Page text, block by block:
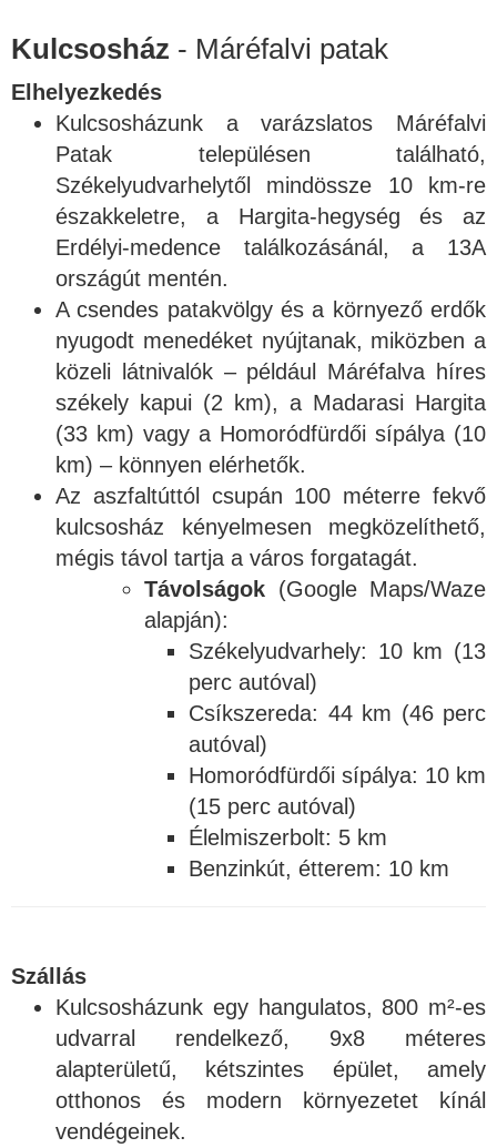
Kulcsosház - Máréfalvi patak
Elhelyezkedés
Kulcsosházunk a varázslatos Máréfalvi
Patak településen található,
Székelyudvarhelytől mindössze 10 km-re
északkeletre, a Hargita-hegység és az
Erdélyi-medence találkozásánál, a 13A
országút mentén.
A csendes patakvölgy és a környező erdők
nyugodt menedéket nyújtanak, miközben a
közeli látnivalók – például Máréfalva híres
székely kapui (2 km), a Madarasi Hargita
(33 km) vagy a Homoródfürdői sípálya (10
km) – könnyen elérhetők.
Az aszfaltúttól csupán 100 méterre fekvő
kulcsosház kényelmesen megközelíthető,
mégis távol tartja a város forgatagát.
Távolságok (Google Maps/Waze
alapján):
Székelyudvarhely: 10 km (13
perc autóval)
Csíkszereda: 44 km (46 perc
autóval)
Homoródfürdői sípálya: 10 km
(15 perc autóval)
Élelmiszerbolt: 5 km
Benzinkút, étterem: 10 km
Szállás
Kulcsosházunk egy hangulatos, 800 m²-es
udvarral rendelkező, 9x8 méteres
alapterületű, kétszintes épület, amely
otthonos és modern környezetet kínál
vendégeinek.